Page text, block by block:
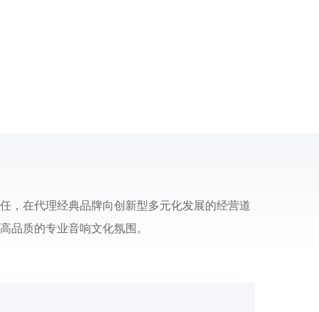
，在代理经典品牌向创新型多元化发展的经营道
品质的专业音响文化氛围。